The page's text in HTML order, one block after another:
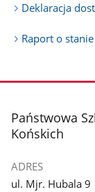
Deklaracja
Raport o
stopka
Państwowa
Końskich
ADRES
ul. Mjr. Hubala 9